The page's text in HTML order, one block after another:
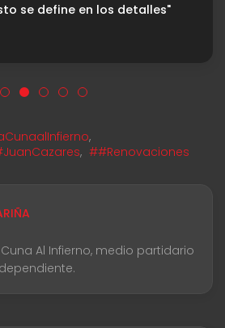
se define en los detalles"
,
, ##Renovaciones
Al Infierno, medio partidario